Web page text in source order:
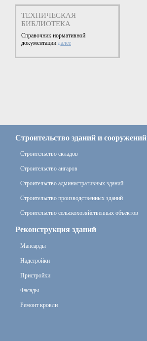
ТЕХНИЧЕСКАЯ
БИБЛИОТЕКА
Справочник нормативной
документации далее
Строительство зданий и сооружений
Строительство складов
Строительство ангаров
Строительство административных зданий
Строительство производственных зданий
Строительство сельскохозяйственных объектов
Реконструкция зданий
Мансарды
Надстройки
Пристройки
Фасады
Ремонт кровли